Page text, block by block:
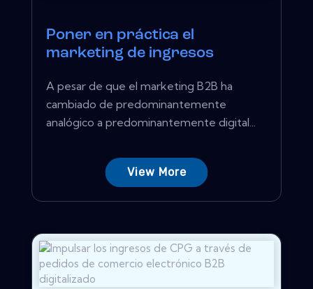
Poner en práctica el
marketing de ingresos
A pesar de que el marketing B2B ha
cambiado de predominantemente
analógico a predominantemente digital...
View More